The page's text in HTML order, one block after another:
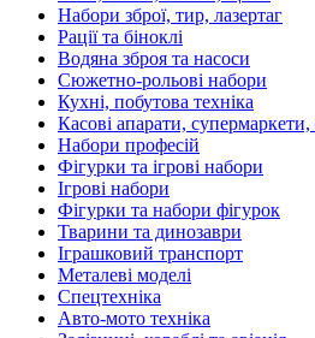
Набори зброї, тир, лазертаг
Рації та біноклі
Водяна зброя та насоси
Сюжетно-рольові набори
Кухні, побутова техніка
Касові апарати,
Набори професій
Фігурки та ігрові набори
Ігрові набори
Фігурки та набори фігурок
Тварини та динозаври
Іграшковий транспорт
Металеві моделі
Спецтехніка
Авто-мото техніка